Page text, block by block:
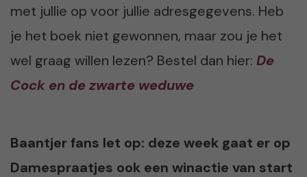
met jullie op voor jullie adresgegevens. Heb
je het boek niet gewonnen, maar zou je het
wel graag willen lezen? Bestel dan hier: De
Cock en de zwarte weduwe
Baantjer fans let op: deze week gaat er op
Damespraatjes ook een winactie van start